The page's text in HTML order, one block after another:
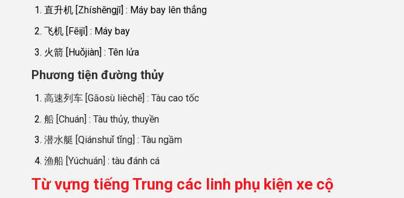
直升机 [Zhíshēngjī] : Máy bay lên thẳng
飞机 [Fēijī] : Máy bay
火箭 [Huǒjiàn] : Tên lửa
Phương tiện đường thủy
高速列车 [Gāosù lièchē] : Tàu cao tốc
船 [Chuán] : Tàu thủy, thuyền
潜水艇 [Qiánshuǐ tǐng] : Tàu ngầm
渔船 [Yúchuán] : tàu đánh cá
Từ vựng tiếng Trung các linh phụ kiện xe cộ